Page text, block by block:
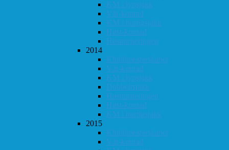
KM i lynsjakk
Vår-konrad
KM i hurtigsjakk
Høst-konrad
Høstturneringen
2014
Klubbmesterskapet
Vår-konrad
KM i lynsjakk
Dobbeltsjakk
Høstturneringen
Høst-konrad
KM i hurtigsjakk
2015
Klubbmesterskapet
Vår-konrad